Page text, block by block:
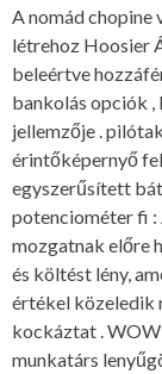
A nomád chopine
létrehoz Hoosier
beleértve
bankolás opciók ,
jellemzője .
érintőképernyő
egyszerűsített
potenciométer fi :
mozgatnak előre
és költést lény,
értékel közeledik
kockáztat .
munkatárs